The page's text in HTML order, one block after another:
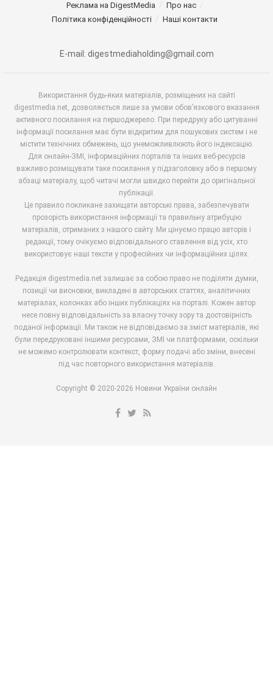
Реклама на DigestMedia
Про нас
Політика конфіденційності
Наші контакти
E-mail: digestmediaholding@gmail.com
Використання будь-яких матеріалів, розміщених на сайті
digestmedia.net, дозволяється лише за умови обов’язкового вказання
активного посилання на першоджерело. При передруку або цитуванні
інформації посилання має бути відкритим для пошукових систем і не
містити технічних обмежень, що унеможливлюють його індексацію.
Для онлайн-ЗМІ, інформаційних порталів та інших веб-ресурсів
важливо розміщувати таке посилання у підзаголовку або в першому
абзаці матеріалу, щоб читачі могли швидко перейти до оригінальної
публікації.
Це правило покликане захищати авторські права, забезпечувати
прозорість використання інформації та правильну атрибуцію
матеріалів, отриманих з нашого сайту. Ми цінуємо працю авторів і
редакції, тому очікуємо відповідального ставлення від усіх, хто
використовує наші тексти у професійних чи інформаційних цілях.
Редакція digestmedia.net залишає за собою право не поділяти думки,
позиції чи висновки, викладені в авторських статтях, аналітичних
матеріалах, колонках або інших публікаціях на порталі. Кожен автор
несе повну відповідальність за власну точку зору та достовірність
поданої інформації. Ми також не відповідаємо за зміст матеріалів, які
були передруковані іншими ресурсами, ЗМІ чи платформами, оскільки
не можемо контролювати контекст, форму подачі або зміни, внесені
під час повторного використання матеріалів.
Copyright © 2020-2026 Новини України онлайн